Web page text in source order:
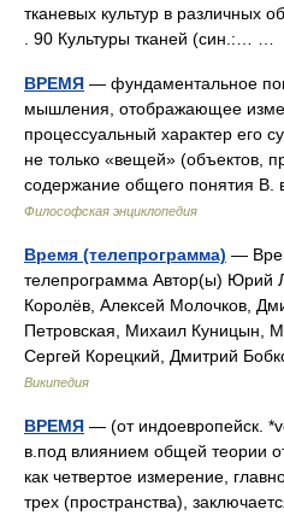
тканевых культур в различных
. 90 Культуры тканей (син.:… …
ВРЕМЯ — фундаментальное
мышления, отображающее
процессуальный характер его
не только «вещей» (объектов,
содержание общего понятия
Философская энциклопедия
Время (телепрограмма) —
телепрограмма Автор(ы) Юрий
Королёв, Алексей Молочков,
Петровская, Михаил Куницын,
Сергей Корецкий, Дмитрий
Википедия
ВРЕМЯ — (от индоевропейск.
в.под влиянием общей теории
как четвертое измерение,
трех (пространства),